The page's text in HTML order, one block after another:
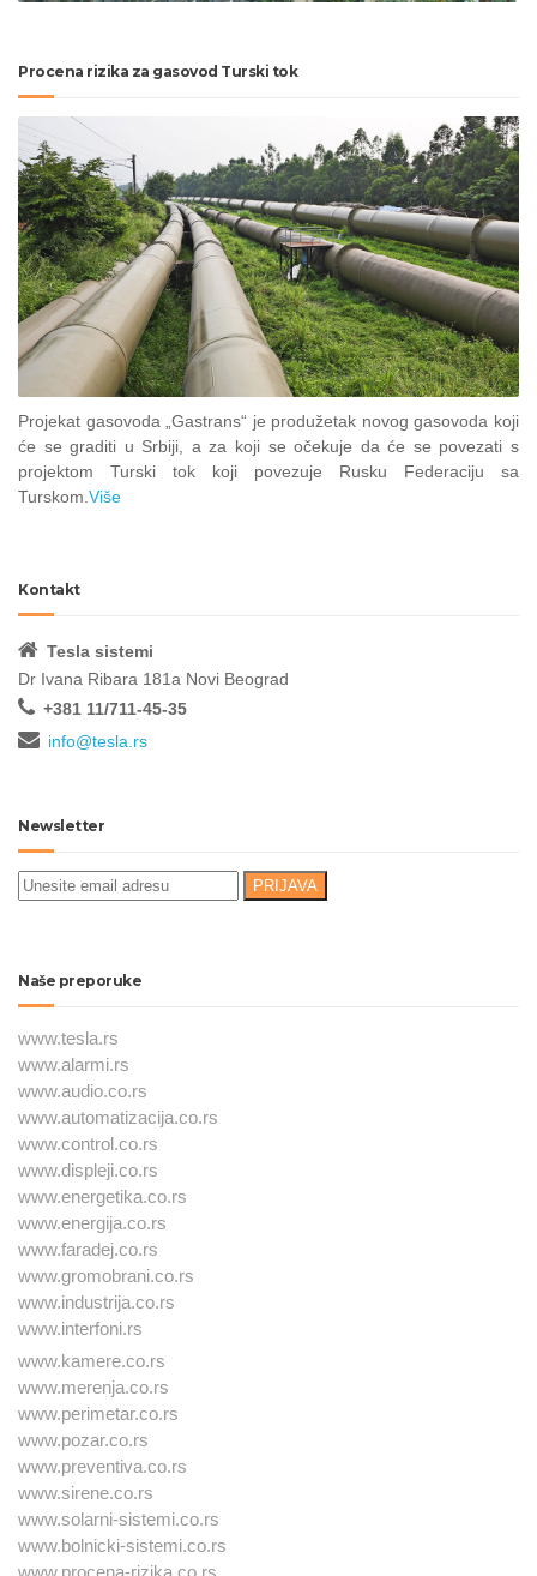
Procena rizika za gasovod Turski tok
Projekat gasovoda „Gastrans“ je produžetak novog gasovoda koji
će se graditi u Srbiji, a za koji se očekuje da će se povezati s
projektom Turski tok koji povezuje Rusku Federaciju sa
Turskom. Više
Kontakt
Tesla sistemi
Dr Ivana Ribara 181a Novi Beograd
+381 11/711-45-35
info@tesla.rs
Newsletter
Naše preporuke
www.tesla.rs
www.alarmi.rs
www.audio.co.rs
www.automatizacija.co.rs
www.control.co.rs
www.displeji.co.rs
www.energetika.co.rs
www.energija.co.rs
www.faradej.co.rs
www.gromobrani.co.rs
www.industrija.co.rs
www.interfoni.rs
www.kamere.co.rs
www.merenja.co.rs
www.perimetar.co.rs
www.pozar.co.rs
www.preventiva.co.rs
www.sirene.co.rs
www.solarni-sistemi.co.rs
www.bolnicki-sistemi.co.rs